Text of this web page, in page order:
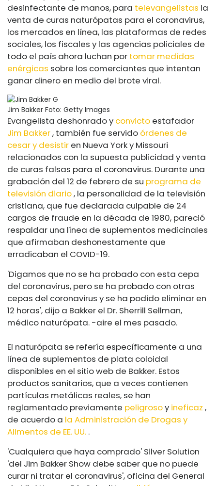
desinfectante de manos, para televangelistas la
venta de curas naturópatas para el coronavirus,
los mercados en línea, las plataformas de redes
sociales, los fiscales y las agencias policiales de
todo el país ahora luchan por tomar medidas
enérgicas sobre los comerciantes que intentan
ganar dinero en medio del brote viral.
Jim Bakker Foto: Getty Images
Evangelista deshonrado y convicto estafador
Jim Bakker, también fue servido órdenes de
cesar y desistir en Nueva York y Missouri
relacionados con la supuesta publicidad y venta
de curas falsas para el coronavirus. Durante una
grabación del 12 de febrero de su programa de
televisión diario, la personalidad de la televisión
cristiana, que fue declarada culpable de 24
cargos de fraude en la década de 1980, pareció
respaldar una línea de suplementos medicinales
que afirmaban deshonestamente que
erradicaban el COVID-19.
'Digamos que no se ha probado con esta cepa
del coronavirus, pero se ha probado con otras
cepas del coronavirus y se ha podido eliminar en
12 horas', dijo a Bakker el Dr. Sherrill Sellman,
médico naturópata. -aire el mes pasado.
El naturópata se refería específicamente a una
línea de suplementos de plata coloidal
disponibles en el sitio web de Bakker. Estos
productos sanitarios, que a veces contienen
partículas metálicas reales, se han
reglamentado previamente peligrosoy ineficaz ,
de acuerdo a la Administración de Drogas y
Alimentos de EE. UU. .
'Cualquiera que haya comprado' Silver Solution
'del Jim Bakker Show debe saber que no puede
curar ni tratar el coronavirus', oficina del General